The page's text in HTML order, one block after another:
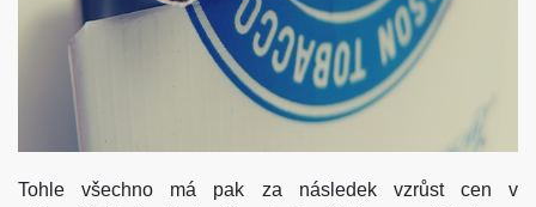
Tohle všechno má pak za následek vzrůst cen v